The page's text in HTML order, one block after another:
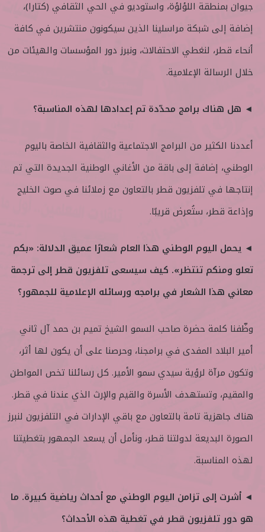
جيوان بمنطقة اللؤلؤة، واستوديو في الحي الثقافي (كتارا)،
إضافة إلى شبكة مراسلينا الذين سيكونون منتشرين في كافة
أنحاء قطر، لنغطي الاحتفالات، ونبرز دور المؤسسات والهيئات من
خلال الرسالة الإعلامية.
◄ هل هناك برامج محدّدة تم إعدادها لهذه المناسبة؟
أعددنا الكثير من البرامج الاجتماعية والثقافية الخاصة باليوم
الوطني، إضافة إلى باقة من الأغاني الوطنية الجديدة التي تم
إنتاجها في تلفزيون قطر بالتعاون مع زملائنا في صوت الخليج
وإذاعة قطر، ستُعرض قريبًا.
◄ يحمل اليوم الوطني هذا العام شعارًا عميق الدلالة: «بكم
تعلو ومنكم تنتظر». كيف سيسعى تلفزيون قطر إلى ترجمة
معاني هذا الشعار في برامجه ورسائله الإعلامية للجمهور؟
وظّفنا كلمة حضرة صاحب السمو الشيخ تميم بن حمد آل ثاني
أمير البلاد المفدى في برامجنا، وحرصنا على أن يكون لها أثر،
وتكون مرآة لرؤية سيدي سمو الأمير. كل رسائلنا تخص المواطن
والمقيم، وتستهدف الأسرة والقيم والإرث الذي عندنا في قطر.
هناك جاهزية تامة بالتعاون مع باقي الإدارات في التلفزيون لنبرز
الصورة البديعة لدولتنا قطر، ونأمل أن يسعد الجمهور بتغطيتنا
لهذه المناسبة.
◄ أشرت إلى تزامن اليوم الوطني مع أحداث رياضية كبيرة. ما
هو دور تلفزيون قطر في تغطية هذه الأحداث؟